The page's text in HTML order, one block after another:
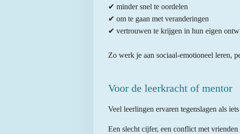
✔ minder snel te oordelen
✔ om te gaan met veranderingen
✔ vertrouwen te krijgen in hun eigen
Zo werk je aan sociaal-emotioneel leren,
Voor de leerkracht of mentor
Veel leerlingen ervaren tegenslagen als
Een slecht cijfer, een conflict met